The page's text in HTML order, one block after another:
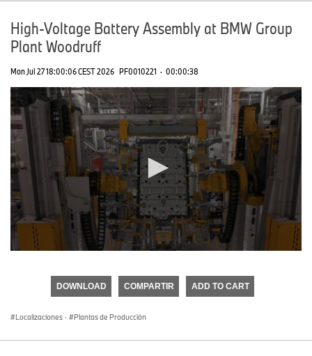
High-Voltage Battery Assembly at BMW Group
Plant Woodruff
Mon Jul 27 18:00:06 CEST 2026 PF0010221 · 00:00:38
seconds
DOWNLOAD COMPARTIR ADD TO CART
Localizaciones · Plantas de Producción